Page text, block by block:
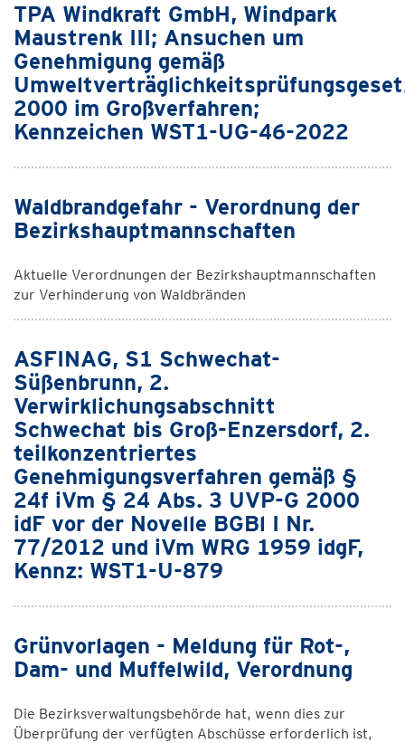
TPA Windkraft GmbH, Windpark
Maustrenk III; Ansuchen um
Genehmigung gemäß
2000 im Großverfahren;
Kennzeichen WST1-UG-46-2022
Waldbrandgefahr - Verordnung der
Bezirkshauptmannschaften
Aktuelle Verordnungen der Bezirkshauptmannschaften
zur Verhinderung von Waldbränden
ASFINAG, S1 Schwechat-
Süßenbrunn, 2.
Verwirklichungsabschnitt
Schwechat bis Groß-Enzersdorf, 2.
teilkonzentriertes
Genehmigungsverfahren gemäß §
24f iVm § 24 Abs. 3 UVP-G 2000
idF vor der Novelle BGBl I Nr.
77/2012 und iVm WRG 1959 idgF,
Kennz: WST1-U-879
Grünvorlagen - Meldung für Rot-,
Dam- und Muffelwild, Verordnung
Die Bezirksverwaltungsbehörde hat, wenn dies zur
Überprüfung der verfügten Abschüsse erforderlich ist,